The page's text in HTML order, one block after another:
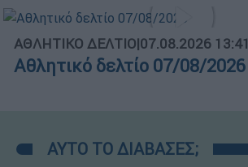
ΑΘΛΗΤΙΚΟ ΔΕΛΤΙΟ|07.08.2026 13:41
Αθλητικό δελτίο 07/08/2026
ΑΥΤΟ ΤΟ ΔΙΑΒΑΣΕΣ;